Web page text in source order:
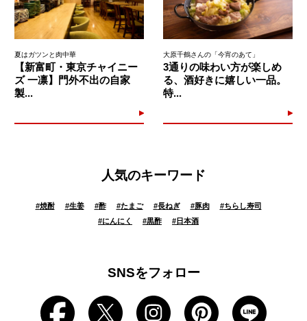
夏はガツンと肉中華
【新富町・東京チャイニー
ズ 一凛】門外不出の自家
製...
大原千鶴さんの「今宵のあて」
3通りの味わい方が楽しめ
る、酒好きに嬉しい一品。
特...
人気のキーワード
#焼酎 #生姜 #酢 #たまご #長ねぎ #豚肉 #ちらし寿司
#にんにく #黒酢 # 日本酒
SNSをフォロー